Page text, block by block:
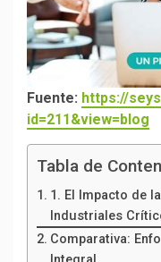
Fuente: https://
id=211&view=blog
Tabla de
1. El Impacto de
Industriales
Comparativa: